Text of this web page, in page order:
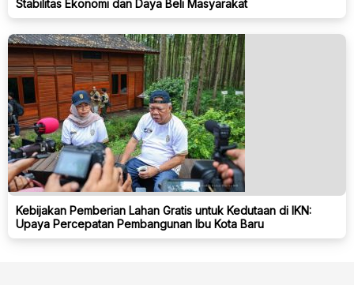
Stabilitas Ekonomi dan Daya Beli Masyarakat
Kebijakan Pemberian Lahan Gratis untuk Kedutaan di IKN:
Upaya Percepatan Pembangunan Ibu Kota Baru